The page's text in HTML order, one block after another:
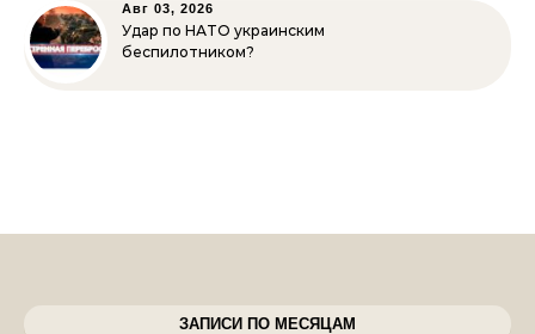
Авг 03, 2026
Удар по НАТО украинским
беспилотником?
ЗАПИСИ ПО МЕСЯЦАМ